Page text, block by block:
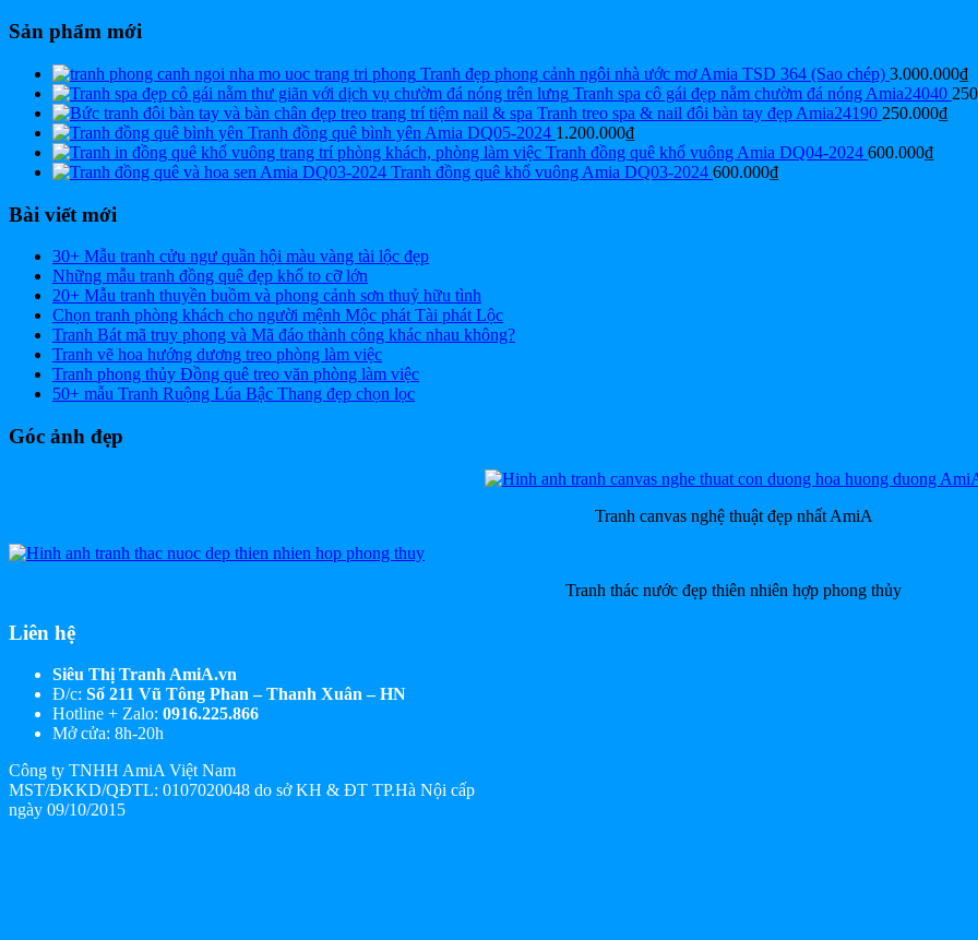
Sản phẩm mới
Tranh đẹp phong cảnh ngôi nhà ước mơ Amia TSD 364 (Sao chép) 3.000.000₫
Tranh spa cô gái đẹp nằm chườm đá nóng Amia24040
Tranh treo spa & nail đôi bàn tay đẹp Amia24190 250.000₫
Tranh đồng quê bình yên Amia DQ05-2024 1.200.000₫
Tranh đồng quê khổ vuông Amia DQ04-2024 600.000₫
Tranh đồng quê khổ vuông Amia DQ03-2024 600.000₫
Bài viết mới
30+ Mẫu tranh cửu ngư quần hội màu vàng tài lộc đẹp
Những mẫu tranh đồng quê đẹp khổ to cỡ lớn
20+ Mẫu tranh thuyền buồm và phong cảnh sơn thuỷ hữu tình
Chọn tranh phòng khách cho người mệnh Mộc phát Tài phát Lộc
Tranh Bát mã truy phong và Mã đáo thành công khác nhau không?
Tranh vẽ hoa hướng dương treo phòng làm việc
Tranh phong thủy Đồng quê treo văn phòng làm việc
50+ mẫu Tranh Ruộng Lúa Bậc Thang đẹp chọn lọc
Góc ảnh đẹp
Tranh canvas nghệ thuật đẹp nhất AmiA
Tranh thác nước đẹp thiên nhiên hợp phong thủy
Liên hệ
Siêu Thị Tranh AmiA.vn
Đ/c: Số 211 Vũ Tông Phan – Thanh Xuân – HN
Hotline + Zalo: 0916.225.866
Mở cửa: 8h-20h
Công ty TNHH AmiA Việt Nam
MST/ĐKKD/QĐTL: 0107020048 do sở KH & ĐT TP.Hà Nội cấp
ngày 09/10/2015